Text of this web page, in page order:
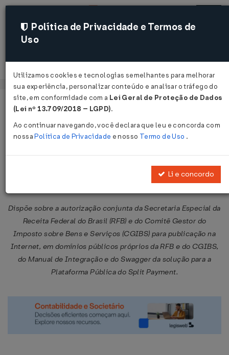
Acessar
Página Inicial Legislações
Ato Conjunto RFB/CGIBS Nº 2 DE
Dispõe sobre a autorização conjunta da Secretaria Especial da
Receita Federal do Brasil (RFB) e do Comitê Gestor do
Imposto sobre Bens e Serviços (CGIBS) para publicação na
Internet, em domínios públicos próprios da RFB e do CGIBS,
do Manual de Integração e do Swagger da solução para a
Plataforma Pública do Split Payment.
Política de Privacidade e Termos de
Uso
Utilizamos cookies e tecnologias semelhantes para melhorar
sua experiência, personalizar conteúdo e analisar o tráfego do
site, em conformidade com a Lei Geral de Proteção de Dados
(Lei nº 13.709/2018 – LGPD).
Ao continuar navegando, você declara que leu e concorda com
nossaPolítica de Privacidade e nosso Termo de Uso .
Li e concordo